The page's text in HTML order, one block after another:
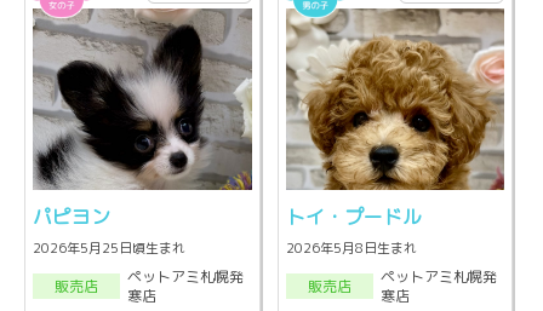
パピヨン
2026年5月25日頃生まれ
販売店
ペットアミ札幌発
寒店
トイ・プードル
2026年5月8日生まれ
販売店
ペットアミ札幌発
寒店